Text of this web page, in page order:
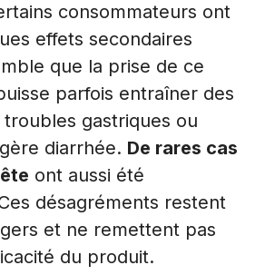
consommateurs ont
effets secondaires
que la prise de ce
parfois entraîner des
troubles gastriques ou
diarrhée. De rares cas
ont aussi été
désagréments restent
et ne remettent pas
du produit.